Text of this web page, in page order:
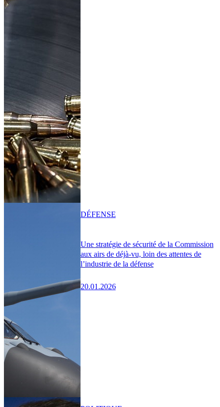
Une stratégie de sécurité de la Commission
aux airs de déjà-vu, loin des attentes de
l’industrie de la défense
20.01.2026
DÉFENSE